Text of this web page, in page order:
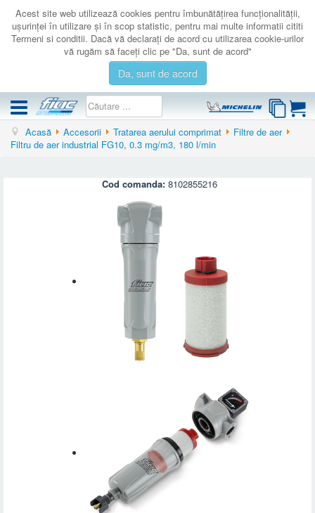
Acest site web utilizează cookies pentru îmbunătăţirea funcţionalităţii,
uşurinţei în utilizare şi în scop statistic, pentru mai multe informatii cititi
Termeni si conditii. Dacă vă declaraţi de acord cu utilizarea cookie-urilor
vă rugăm să faceţi clic pe "Da, sunt de acord"
Da, sunt de acord
COMPRESOARE
Acasă Accesorii Tratarea aerului comprimat
Filtre de aer
Filtru de aer industrial FG10, 0.3 mg/m3, 180 l/min
Cod comanda: 8102855216